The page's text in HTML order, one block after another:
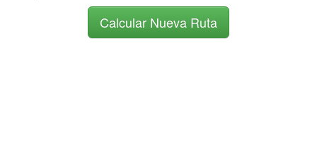
Calcular Nueva Ruta